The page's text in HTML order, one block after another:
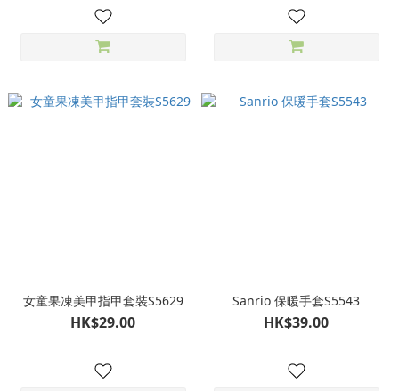
女童果凍美甲指甲套裝S5629
HK$29.00
Sanrio 保暖手套S5543
HK$39.00